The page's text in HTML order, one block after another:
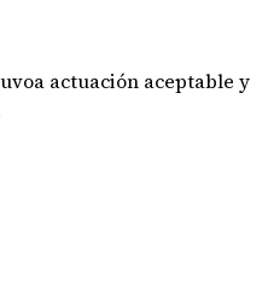
actuación aceptable y